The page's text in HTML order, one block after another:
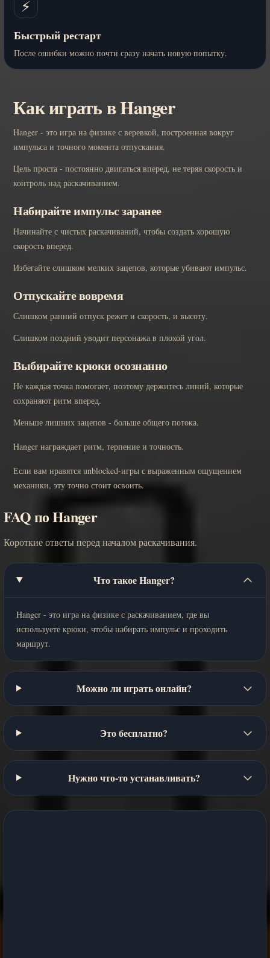
⚡
Быстрый рестарт
После ошибки можно почти сразу начать новую попытку.
Как играть в Hanger
Hanger - это игра на физике с веревкой, построенная вокруг
импульса и точного момента отпускания.
Цель проста - постоянно двигаться вперед, не теряя скорость и
контроль над раскачиванием.
Набирайте импульс заранее
Начинайте с чистых раскачиваний, чтобы создать хорошую
скорость вперед.
Избегайте слишком мелких зацепов, которые убивают импульс.
Отпускайте вовремя
Слишком ранний отпуск режет и скорость, и высоту.
Слишком поздний уводит персонажа в плохой угол.
Выбирайте крюки осознанно
Не каждая точка помогает, поэтому держитесь линий, которые
сохраняют ритм вперед.
Меньше лишних зацепов - больше общего потока.
Hanger награждает ритм, терпение и точность.
Если вам нравятся unblocked-игры с выраженным ощущением
механики, эту точно стоит освоить.
FAQ по Hanger
Короткие ответы перед началом раскачивания.
Что такое Hanger?
Hanger - это игра на физике с раскачиванием, где вы
используете крюки, чтобы набирать импульс и проходить
маршрут.
Можно ли играть онлайн?
Это бесплатно?
Нужно что-то устанавливать?